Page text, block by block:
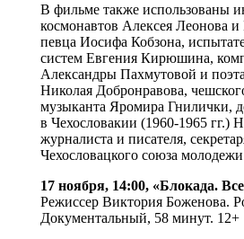
В фильме также использованы
космонавтов Алексея Леонова и
певца Иосифа Кобзона,
систем Евгения Кирюшина,
Александры Пахмутовой и
Николая Добронравова,
музыканта Яромира Гнилички,
в Чехословакии (1960-1965 гг.)
журналиста и писателя,
Чехословацкого союза
17 ноября, 14:00, «Блокада.
Режиссер Виктория Боженова.
Документальный, 58 минут. 12+